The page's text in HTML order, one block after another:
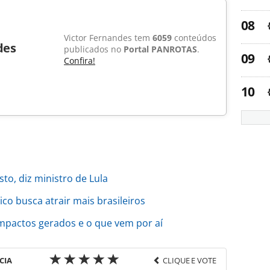
Victor Fernandes tem 6059 conteúdos
publicados no Portal PANROTAS.
Confira!
diz ministro de Lula
busca atrair mais brasileiros
gerados e o que vem por aí
CLIQUE E VOTE